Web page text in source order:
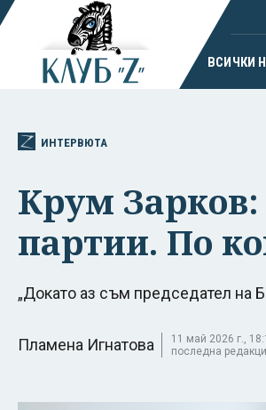
ВСИЧКИ
ИНТЕРВЮТА
Крум Зарков:
партии. По
„Докато аз съм председател на
Пламена Игнатова
11 май 2026 г.,
последна